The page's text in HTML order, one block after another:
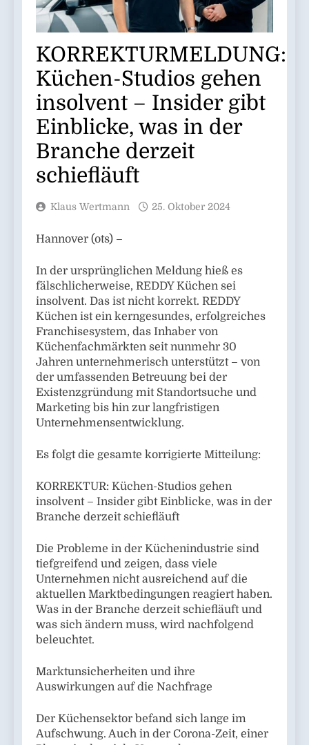
KORREKTURMELDUNG:
Küchen-Studios gehen
insolvent – Insider gibt
Einblicke, was in der
Branche derzeit
schiefläuft
Klaus Wertmann 25. Oktober 2024
Hannover (ots) –
In der ursprünglichen Meldung hieß es
fälschlicherweise, REDDY Küchen sei
insolvent. Das ist nicht korrekt. REDDY
Küchen ist ein kerngesundes, erfolgreiches
Franchisesystem, das Inhaber von
Küchenfachmärkten seit nunmehr 30
Jahren unternehmerisch unterstützt – von
der umfassenden Betreuung bei der
Existenzgründung mit Standortsuche und
Marketing bis hin zur langfristigen
Unternehmensentwicklung.
Es folgt die gesamte korrigierte Mitteilung:
KORREKTUR: Küchen-Studios gehen
insolvent – Insider gibt Einblicke, was in der
Branche derzeit schiefläuft
Die Probleme in der Küchenindustrie sind
tiefgreifend und zeigen, dass viele
Unternehmen nicht ausreichend auf die
aktuellen Marktbedingungen reagiert haben.
Was in der Branche derzeit schiefläuft und
was sich ändern muss, wird nachfolgend
beleuchtet.
Marktunsicherheiten und ihre
Auswirkungen auf die Nachfrage
Der Küchensektor befand sich lange im
Aufschwung. Auch in der Corona-Zeit, einer